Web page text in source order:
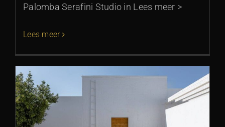
Palomba Serafini Studio in Lees meer >
Lees meer